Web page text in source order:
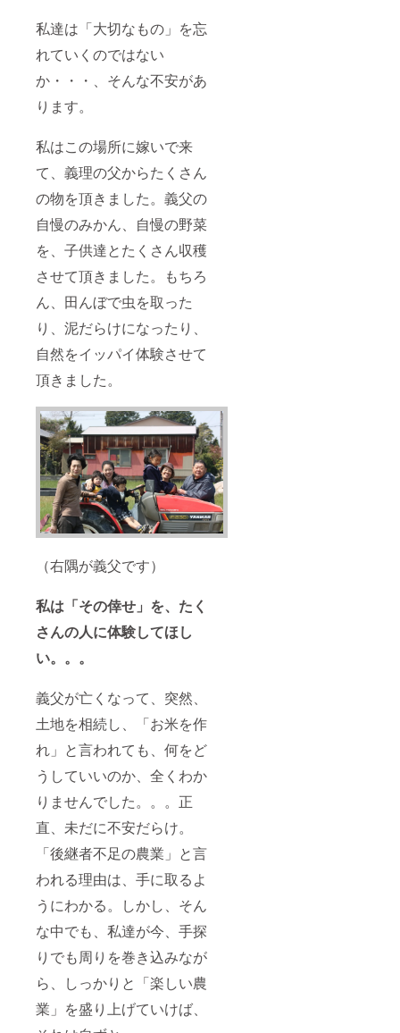
私達は「大切なもの」を忘
れていくのではない
か・・・、そんな不安があ
ります。
私はこの場所に嫁いで来
て、義理の父からたくさん
の物を頂きました。義父の
自慢のみかん、自慢の野菜
を、子供達とたくさん収穫
させて頂きました。もちろ
ん、田んぼで虫を取った
り、泥だらけになったり、
自然をイッパイ体験させて
頂きました。
（右隅が義父です）
私は「その倖せ」を、たく
さんの人に体験してほし
い。。。
義父が亡くなって、突然、
土地を相続し、「お米を作
れ」と言われても、何をど
うしていいのか、全くわか
りませんでした。。。正
直、未だに不安だらけ。
「後継者不足の農業」と言
われる理由は、手に取るよ
うにわかる。しかし、そん
な中でも、私達が今、手探
りでも周りを巻き込みなが
ら、しっかりと「楽しい農
業」を盛り上げていけば、